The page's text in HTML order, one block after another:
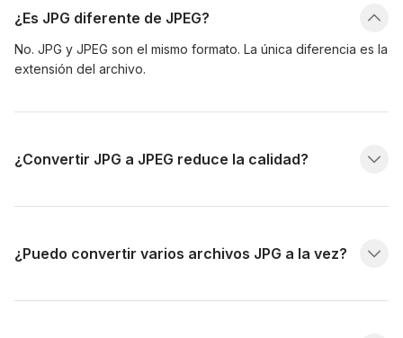
¿Es JPG diferente de JPEG?
No. JPG y JPEG son el mismo formato. La única diferencia es la
extensión del archivo.
¿Convertir JPG a JPEG reduce la calidad?
¿Puedo convertir varios archivos JPG a la vez?